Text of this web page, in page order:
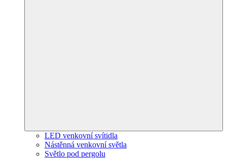
LED venkovní svítidla
Nástěnná venkovní světla
Světlo pod pergolu